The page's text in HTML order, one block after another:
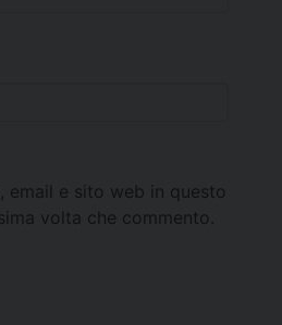
email e sito web in questo
volta che commento.